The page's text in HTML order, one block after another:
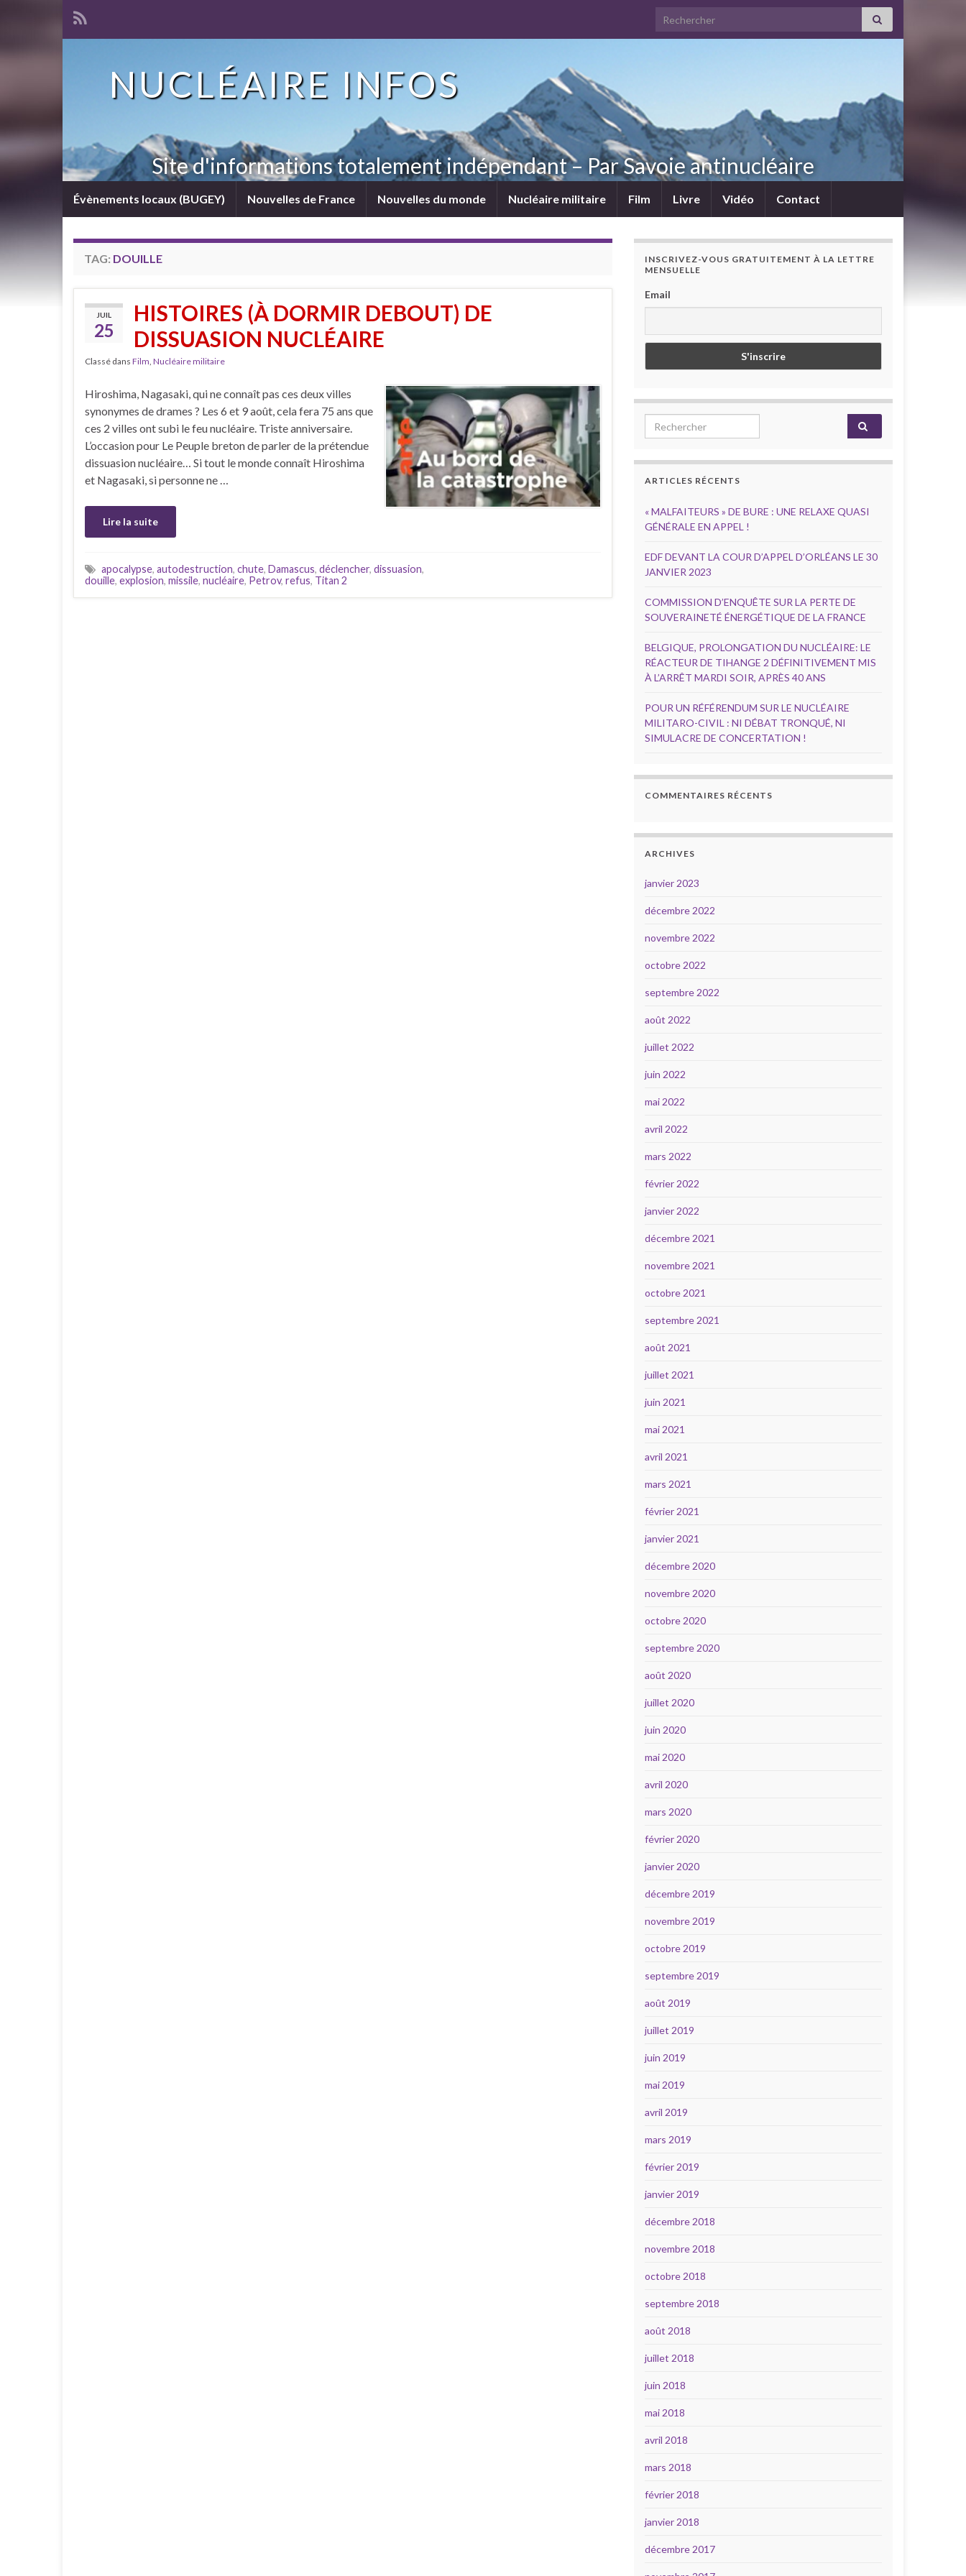
Search for:
NUCLÉAIRE INFOS
Site d'informations totalement indépendant – Par Savoie antinucléaire
Évènements locaux (BUGEY) Nouvelles de France Nouvelles du monde Nucléaire militaire Film Livre Vidéo Contact
TAG: DOUILLE
JUIL
25
HISTOIRES (À DORMIR DEBOUT) DE
DISSUASION NUCLÉAIRE
Classé dans Film, Nucléaire militaire
Hiroshima, Nagasaki, qui ne connaît pas ces deux villes
synonymes de drames ? Les 6 et 9 août, cela fera 75 ans que
ces 2 villes ont subi le feu nucléaire. Triste anniversaire.
L’occasion pour Le Peuple breton de parler de la prétendue
dissuasion nucléaire… Si tout le monde connaît Hiroshima
et Nagasaki, si personne ne …
Lire la suite
apocalypse, autodestruction, chute, Damascus, déclencher, dissuasion,
douille, explosion, missile, nucléaire, Petrov, refus, Titan 2
INSCRIVEZ-VOUS GRATUITEMENT À LA LETTRE
MENSUELLE
Email
Search for:
ARTICLES RÉCENTS
« MALFAITEURS » DE BURE : UNE RELAXE QUASI
GÉNÉRALE EN APPEL !
EDF DEVANT LA COUR D’APPEL D’ORLÉANS LE 30
JANVIER 2023
COMMISSION D’ENQUÊTE SUR LA PERTE DE
SOUVERAINETÉ ÉNERGÉTIQUE DE LA FRANCE
BELGIQUE, PROLONGATION DU NUCLÉAIRE: LE
RÉACTEUR DE TIHANGE 2 DÉFINITIVEMENT MIS
À L’ARRÊT MARDI SOIR, APRÈS 40 ANS
POUR UN RÉFÉRENDUM SUR LE NUCLÉAIRE
MILITARO-CIVIL : NI DÉBAT TRONQUÉ, NI
SIMULACRE DE CONCERTATION !
COMMENTAIRES RÉCENTS
ARCHIVES
janvier 2023
décembre 2022
novembre 2022
octobre 2022
septembre 2022
août 2022
juillet 2022
juin 2022
mai 2022
avril 2022
mars 2022
février 2022
janvier 2022
décembre 2021
novembre 2021
octobre 2021
septembre 2021
août 2021
juillet 2021
juin 2021
mai 2021
avril 2021
mars 2021
février 2021
janvier 2021
décembre 2020
novembre 2020
octobre 2020
septembre 2020
août 2020
juillet 2020
juin 2020
mai 2020
avril 2020
mars 2020
février 2020
janvier 2020
décembre 2019
novembre 2019
octobre 2019
septembre 2019
août 2019
juillet 2019
juin 2019
mai 2019
avril 2019
mars 2019
février 2019
janvier 2019
décembre 2018
novembre 2018
octobre 2018
septembre 2018
août 2018
juillet 2018
juin 2018
mai 2018
avril 2018
mars 2018
février 2018
janvier 2018
décembre 2017